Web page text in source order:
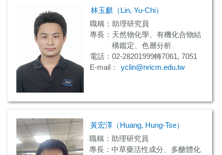
林玉麒（Lin, Yu-Chi）
職稱：助理研究員
專長：天然物化學、有機化合物結
構鑑定、色層分析
電話：02-28201999轉7061, 7051
E-mail：
yclin@nricm.edu.tw
黃宏澤（Huang, Hung-Tse）
職稱：助理研究員
專長：中草藥活性成分、多醣體化